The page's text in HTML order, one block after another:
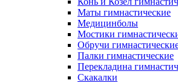
Маты гимнастические
Медицинболы
Мостики
Обручи
Палки гимнастические
Перекладина
Скакалки